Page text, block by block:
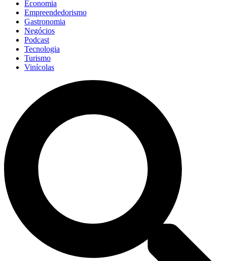
Economia
Empreendedorismo
Gastronomia
Negócios
Podcast
Tecnologia
Turismo
Vinícolas